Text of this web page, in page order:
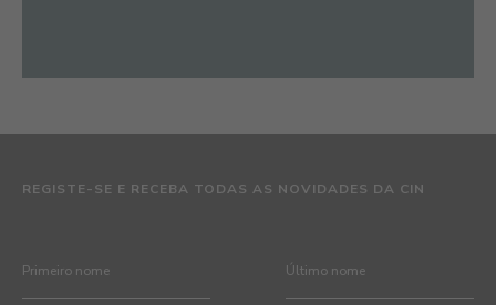
REGISTE-SE E RECEBA TODAS AS NOVIDADES DA CIN